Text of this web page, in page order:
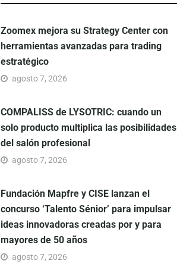
Zoomex mejora su Strategy Center con
herramientas avanzadas para trading
estratégico
agosto 7, 2026
COMPALISS de LYSOTRIC: cuando un
solo producto multiplica las posibilidades
del salón profesional
agosto 7, 2026
Fundación Mapfre y CISE lanzan el
concurso ‘Talento Sénior’ para impulsar
ideas innovadoras creadas por y para
mayores de 50 años
agosto 7, 2026